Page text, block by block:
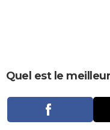
Dictionnaire
Biographies
Expressions
Proverbes
PROGRAMME TV
Quel est le